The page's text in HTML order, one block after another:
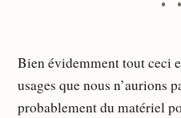
Bien évidemment tout ceci
usages que nous n’aurions
probablement du matériel